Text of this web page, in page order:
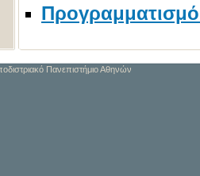
Πανεπιστήμιο Αθηνών